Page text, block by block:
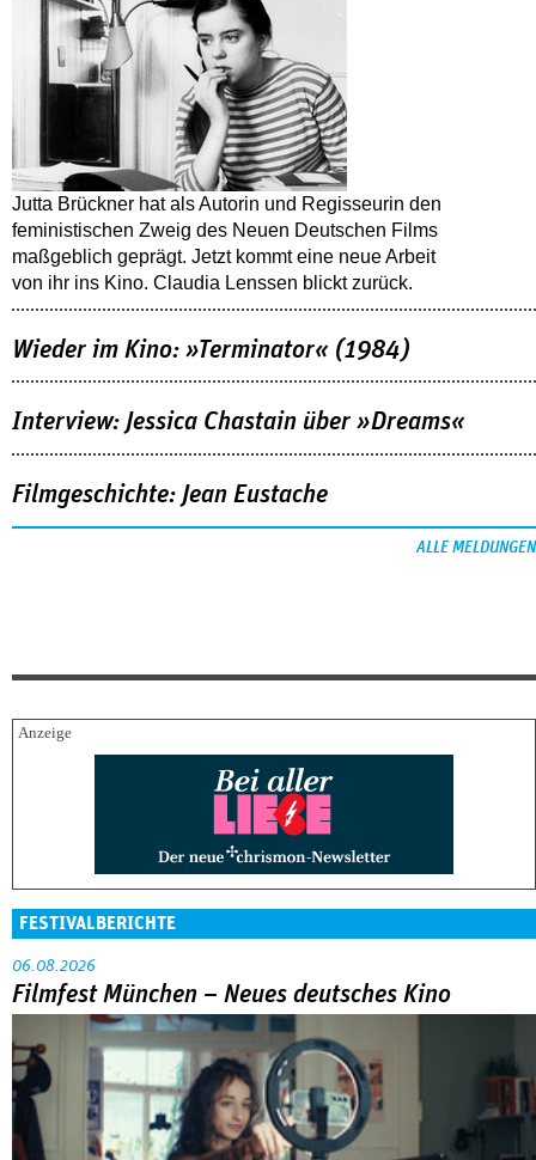
Jutta Brückner hat als Autorin und Regisseurin den
feministischen Zweig des Neuen Deutschen Films
maßgeblich geprägt. Jetzt kommt eine neue Arbeit
von ihr ins Kino. Claudia Lenssen blickt zurück.
Wieder im Kino: »Terminator« (1984)
Interview: Jessica Chastain über »Dreams«
Filmgeschichte: Jean Eustache
ALLE MELDUNGEN
FESTIVALBERICHTE
06.08.2026
Filmfest München – Neues deutsches Kino